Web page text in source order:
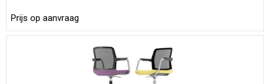
Prijs op aanvraag